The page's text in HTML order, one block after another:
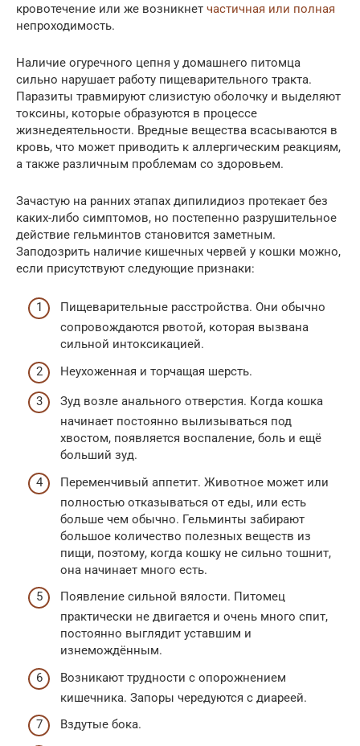
кровотечение или же возникнет частичная или полная
непроходимость.
Наличие огуречного цепня у домашнего питомца
сильно нарушает работу пищеварительного тракта.
Паразиты травмируют слизистую оболочку и выделяют
токсины, которые образуются в процессе
жизнедеятельности. Вредные вещества всасываются в
кровь, что может приводить к аллергическим реакциям,
а также различным проблемам со здоровьем.
Зачастую на ранних этапах дипилидиоз протекает без
каких-либо симптомов, но постепенно разрушительное
действие гельминтов становится заметным.
Заподозрить наличие кишечных червей у кошки можно,
если присутствуют следующие признаки:
Пищеварительные расстройства. Они обычно
сопровождаются рвотой, которая вызвана
сильной интоксикацией.
Неухоженная и торчащая шерсть.
Зуд возле анального отверстия. Когда кошка
начинает постоянно вылизываться под
хвостом, появляется воспаление, боль и ещё
больший зуд.
Переменчивый аппетит. Животное может или
полностью отказываться от еды, или есть
больше чем обычно. Гельминты забирают
большое количество полезных веществ из
пищи, поэтому, когда кошку не сильно тошнит,
она начинает много есть.
Появление сильной вялости. Питомец
практически не двигается и очень много спит,
постоянно выглядит уставшим и
изнемождённым.
Возникают трудности с опорожнением
кишечника. Запоры чередуются с диареей.
Вздутые бока.